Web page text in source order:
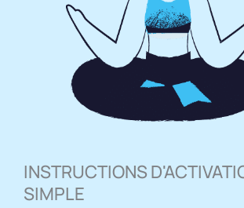
INSTRUCTIONS
SIMPLE